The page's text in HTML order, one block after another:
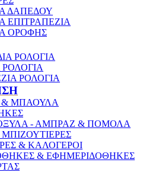
ΔΑΠΕΔΟΥ
ΕΠΙΤΡΑΠΕΖΙΑ
ΟΡΟΦΗΣ
ΡΟΛΟΓΙΑ
ΡΟΛΟΓΙΑ
ΡΟΛΟΓΙΑ
ΜΠΑΟΥΛΑ
- ΑΜΠΡΑΖ & ΠΟΜΟΛΑ
& ΚΑΛΟΓΕΡΟΙ
& ΕΦΗΜΕΡΙΔΟΘΗΚΕΣ